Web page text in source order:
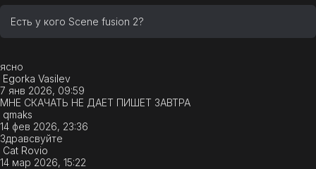
Есть у кого Scene fusion 2?
ясно
Egorka Vasilev
7 янв 2026, 09:59
МНЕ СКАЧАТЬ НЕ ДАЕТ ПИШЕТ ЗАВТРА
qmaks
14 фев 2026, 23:36
Здравсвуйте
Cat Rovio
14 мар 2026, 15:22